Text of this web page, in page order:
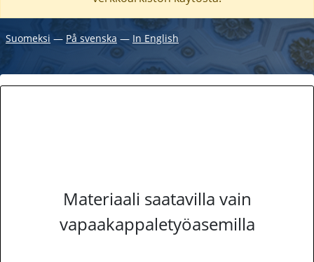
Suomeksi ― På svenska ― In English
Materiaali saatavilla vain
vapaakappaletyöasemilla